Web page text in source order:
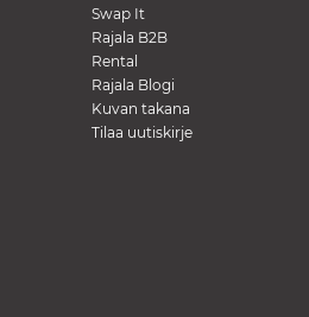
Swap It
Rajala B2B
Rental
Rajala Blogi
Kuvan takana
Tilaa uutiskirje